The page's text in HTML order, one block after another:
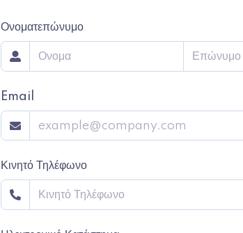
Ονοματεπώνυμο
Email
Κινητό Τηλέφωνο